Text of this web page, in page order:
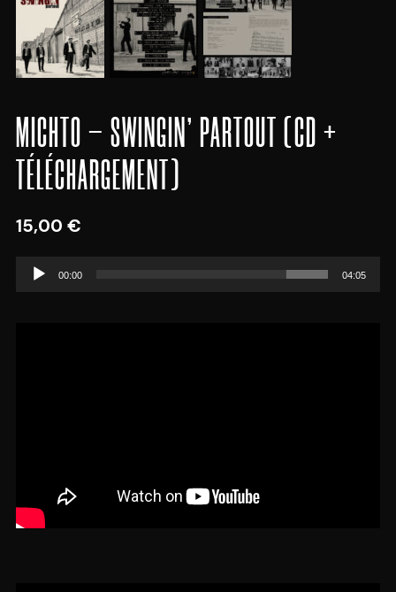
MICHTO – SWINGIN’ PARTOUT (CD +
TÉLÉCHARGEMENT)
15,00 €
Lecteur00:00 04:05